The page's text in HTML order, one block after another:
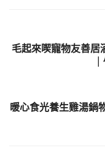
毛起來喫寵物友善
暖心食光養生雞湯鍋